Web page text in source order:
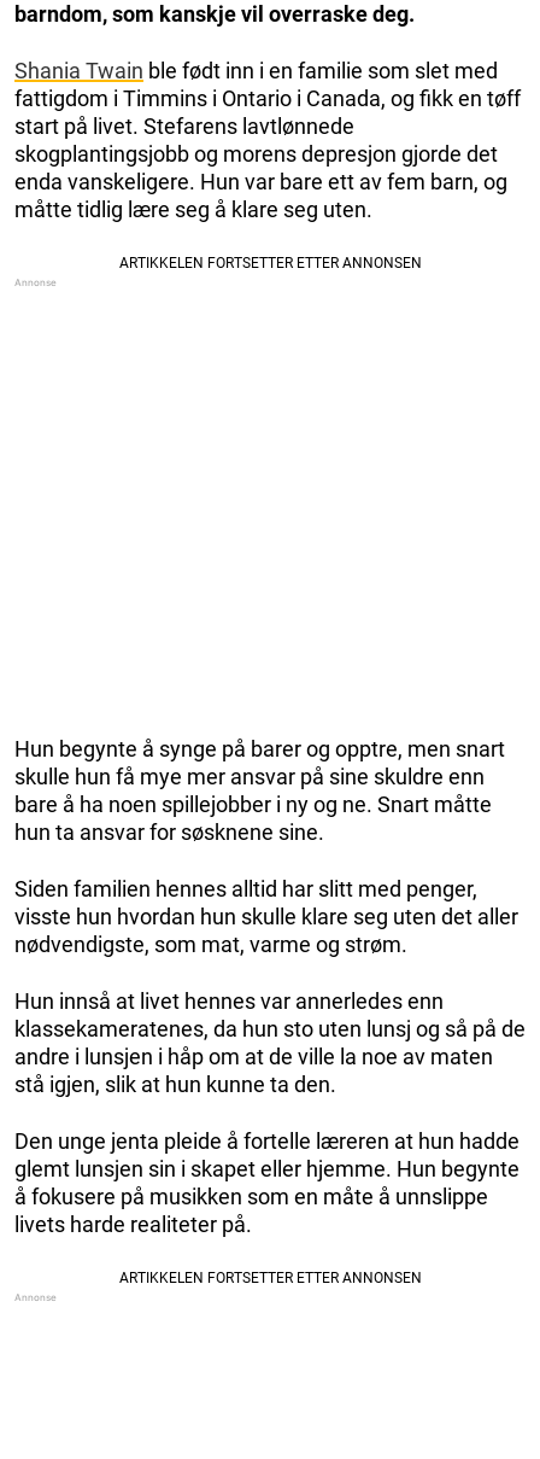
barndom, som kanskje vil overraske deg.
Shania Twain ble født inn i en familie som slet med
fattigdom i Timmins i Ontario i Canada, og fikk en tøff
start på livet. Stefarens lavtlønnede
skogplantingsjobb og morens depresjon gjorde det
enda vanskeligere. Hun var bare ett av fem barn, og
måtte tidlig lære seg å klare seg uten.
Hun begynte å synge på barer og opptre, men snart
skulle hun få mye mer ansvar på sine skuldre enn
bare å ha noen spillejobber i ny og ne. Snart måtte
hun ta ansvar for søsknene sine.
Siden familien hennes alltid har slitt med penger,
visste hun hvordan hun skulle klare seg uten det aller
nødvendigste, som mat, varme og strøm.
Hun innså at livet hennes var annerledes enn
klassekameratenes, da hun sto uten lunsj og så på de
andre i lunsjen i håp om at de ville la noe av maten
stå igjen, slik at hun kunne ta den.
Den unge jenta pleide å fortelle læreren at hun hadde
glemt lunsjen sin i skapet eller hjemme. Hun begynte
å fokusere på musikken som en måte å unnslippe
livets harde realiteter på.